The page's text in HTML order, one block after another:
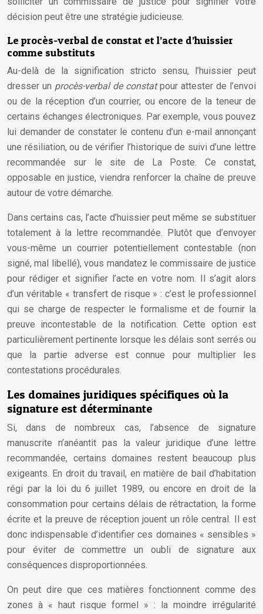
décision peut être une stratégie judicieuse.
Le procès-verbal de constat et l’acte d’huissier
comme substituts
Au-delà de la signification stricto sensu, l’huissier peut
dresser un procès-verbal de constatpour attester de l’envoi
ou de la réception d’un courrier, ou encore de la teneur de
certains échanges électroniques. Par exemple, vous pouvez
lui demander de constater le contenu d’un e-mail annonçant
une résiliation, ou de vérifier l’historique de suivi d’une lettre
recommandée sur le site de La Poste. Ce constat,
opposable en justice, viendra renforcer la chaîne de preuve
autour de votre démarche.
Dans certains cas, l’acte d’huissier peut même se substituer
totalement à la lettre recommandée. Plutôt que d’envoyer
vous-même un courrier potentiellement contestable (non
signé, mal libellé), vous mandatez le commissaire de justice
pour rédiger et signifier l’acte en votre nom. Il s’agit alors
d’un véritable « transfert de risque » : c’est le professionnel
qui se charge de respecter le formalisme et de fournir la
preuve incontestable de la notification. Cette option est
particulièrement pertinente lorsque les délais sont serrés ou
que la partie adverse est connue pour multiplier les
contestations procédurales.
Les domaines juridiques spécifiques où la
signature est déterminante
Si, dans de nombreux cas, l’absence de signature
manuscrite n’anéantit pas la valeur juridique d’une lettre
recommandée, certains domaines restent beaucoup plus
exigeants. En droit du travail, en matière de bail d’habitation
régi par la loi du 6 juillet 1989, ou encore en droit de la
consommation pour certains délais de rétractation, la forme
écrite et la preuve de réception jouent un rôle central. Il est
donc indispensable d’identifier ces domaines « sensibles »
pour éviter de commettre un oubli de signature aux
conséquences disproportionnées.
On peut dire que ces matières fonctionnent comme des
zones à « haut risque formel » : la moindre irrégularité